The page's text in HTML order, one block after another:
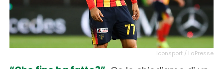
Iconsport / LaPresse